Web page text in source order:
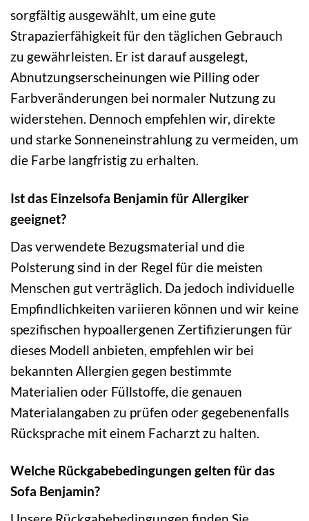
sorgfältig ausgewählt, um eine gute
Strapazierfähigkeit für den täglichen Gebrauch
zu gewährleisten. Er ist darauf ausgelegt,
Abnutzungserscheinungen wie Pilling oder
Farbveränderungen bei normaler Nutzung zu
widerstehen. Dennoch empfehlen wir, direkte
und starke Sonneneinstrahlung zu vermeiden, um
die Farbe langfristig zu erhalten.
Ist das Einzelsofa Benjamin für Allergiker
geeignet?
Das verwendete Bezugsmaterial und die
Polsterung sind in der Regel für die meisten
Menschen gut verträglich. Da jedoch individuelle
Empfindlichkeiten variieren können und wir keine
spezifischen hypoallergenen Zertifizierungen für
dieses Modell anbieten, empfehlen wir bei
bekannten Allergien gegen bestimmte
Materialien oder Füllstoffe, die genauen
Materialangaben zu prüfen oder gegebenenfalls
Rücksprache mit einem Facharzt zu halten.
Welche Rückgabebedingungen gelten für das
Sofa Benjamin?